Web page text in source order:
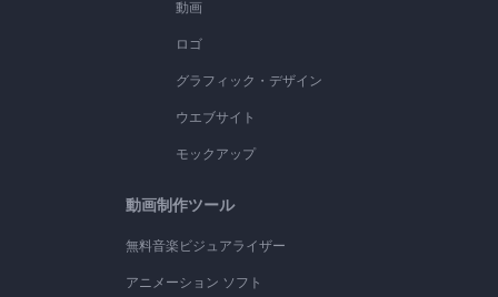
動画
ロゴ
グラフィック・デザイン
ウエブサイト
モックアップ
動画制作ツール
無料音楽ビジュアライザー
アニメーション ソフト